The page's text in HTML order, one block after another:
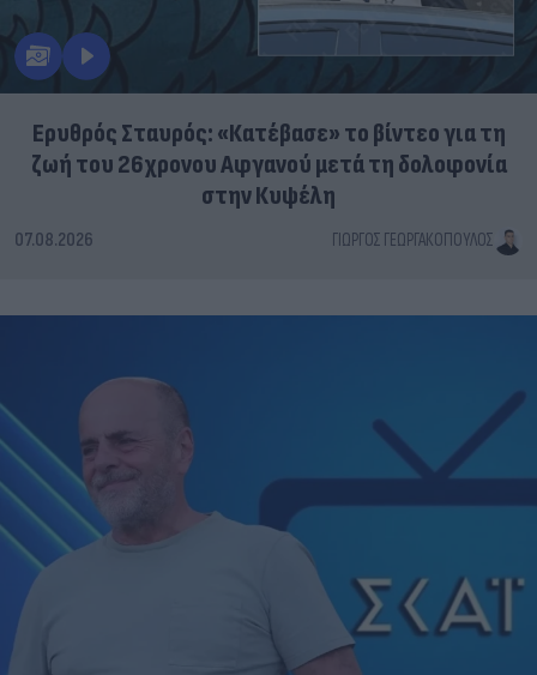
Ερυθρός Σταυρός: «Κατέβασε» το βίντεο για τη
ζωή του 26χρονου Αφγανού μετά τη δολοφονία
στην Κυψέλη
ΓΙΏΡΓΟΣ ΓΕΩΡΓΑΚΌΠΟΥΛΟΣ